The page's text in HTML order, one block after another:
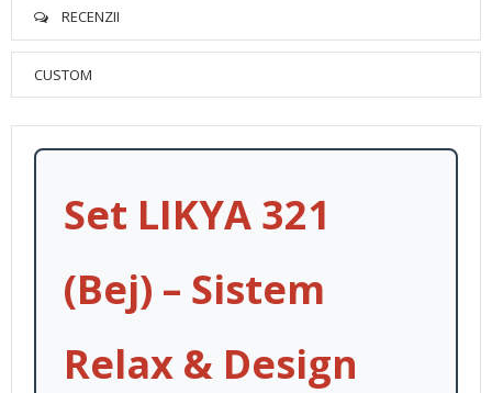
RECENZII
CUSTOM
Set LIKYA 321
(Bej) – Sistem
Relax & Design